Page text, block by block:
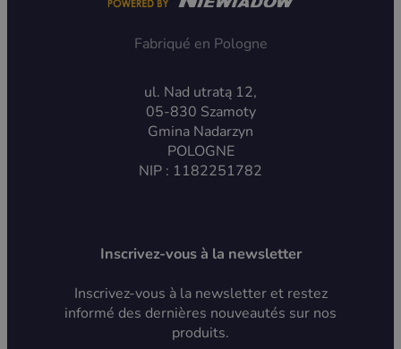
Fabriqué en Pologne
ul. Nad utratą 12,
05-830 Szamoty
Gmina Nadarzyn
POLOGNE
NIP : 1182251782
Inscrivez-vous à la newsletter
Inscrivez-vous à la newsletter et restez
informé des dernières nouveautés sur nos
produits.